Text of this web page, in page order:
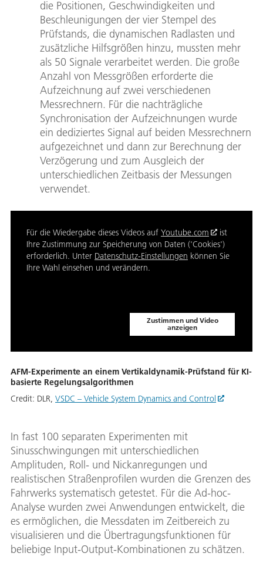
die Positionen, Geschwindigkeiten und
Beschleunigungen der vier Stempel des
Prüfstands, die dynamischen Radlasten und
zusätzliche Hilfsgrößen hinzu, mussten mehr
als 50 Signale verarbeitet werden. Die große
Anzahl von Messgrößen erforderte die
Aufzeichnung auf zwei verschiedenen
Messrechnern. Für die nachträgliche
Synchronisation der Aufzeichnungen wurde
ein dediziertes Signal auf beiden Messrechnern
aufgezeichnet und dann zur Berechnung der
Verzögerung und zum Ausgleich der
unterschiedlichen Zeitbasis der Messungen
verwendet.
Für die Wiedergabe dieses Videos auf Youtube.com
ist
Ihre Zustimmung zur Speicherung von Daten ('Cookies')
erforderlich. Unter Datenschutz-Einstellungen können Sie
Ihre Wahl einsehen und verändern.
Zustimmen und Video
anzeigen
AFM-Experimente an einem Vertikaldynamik-Prüfstand für KI-
basierte Regelungsalgorithmen
Credit: DLR, VSDC – Vehicle System Dynamics and Control
In fast 100 separaten Experimenten mit
Sinusschwingungen mit unterschiedlichen
Amplituden, Roll- und Nickanregungen und
realistischen Straßenprofilen wurden die Grenzen des
Fahrwerks systematisch getestet. Für die Ad-hoc-
Analyse wurden zwei Anwendungen entwickelt, die
es ermöglichen, die Messdaten im Zeitbereich zu
visualisieren und die Übertragungsfunktionen für
beliebige Input-Output-Kombinationen zu schätzen.